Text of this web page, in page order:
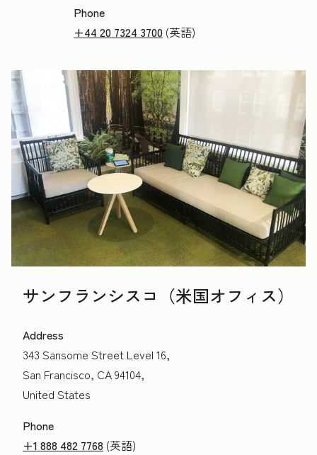
Phone
+44 20 7324 3700 (英語)
サンフランシスコ（米国オフィス）
Address
343 Sansome Street Level 16,
San Francisco, CA 94104,
United States
Phone
+1 888 482 7768 (英語)